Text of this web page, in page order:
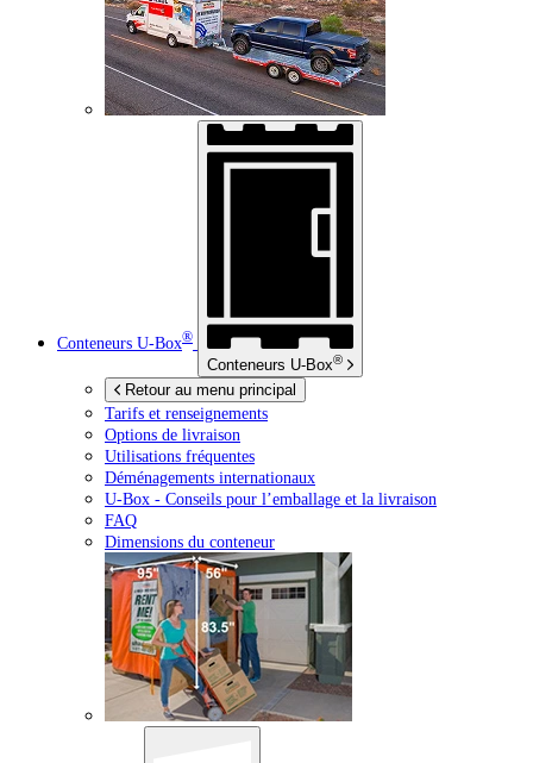
Conteneurs U-Box®
Conteneurs U-Box®
Retour au menu principal
Tarifs et renseignements
Options de livraison
Utilisations fréquentes
Déménagements internationaux
U-Box - Conseils pour l’emballage et la livraison
FAQ
Dimensions du conteneur